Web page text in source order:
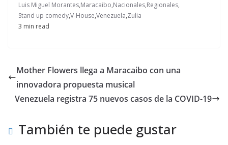
Luis Miguel Morantes,Maracaibo,Nacionales,Regionales,
Stand up comedy,V-House,Venezuela,Zulia
3 min read
Mother Flowers llega a Maracaibo con una
innovadora propuesta musical
Venezuela registra 75 nuevos casos de la COVID-19
También te puede gustar